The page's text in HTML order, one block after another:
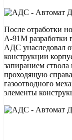
После отработки
А-91М разработки
АДС унаследовал
конструкции
запиранием
проходящую
газоотводного
элементы